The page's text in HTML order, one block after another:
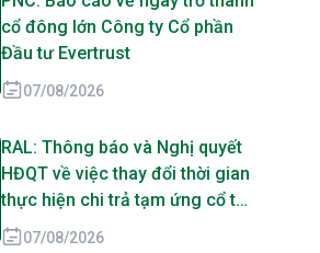
cổ đông lớn Công ty Cổ phần
Đầu tư Evertrust
07/08/2026
RAL: Thông báo và Nghị quyết
HĐQT về việc thay đổi thời gian
thực hiện chi trả tạm ứng cổ tức
đợt 1 năm 2026
07/08/2026